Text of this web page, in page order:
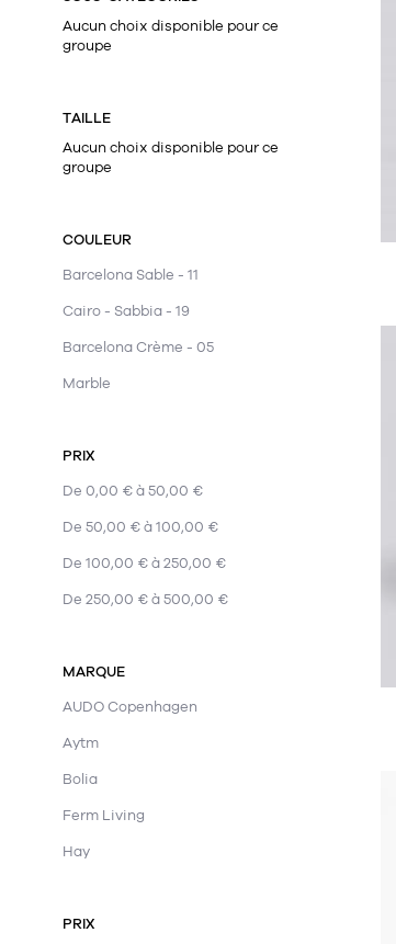
Aucun choix disponible pour ce
groupe
TAILLE
Aucun choix disponible pour ce
groupe
COULEUR
Barcelona Sable - 11
Cairo - Sabbia - 19
Barcelona Crème - 05
Marble
PRIX
De 0,00 € à 50,00 €
De 50,00 € à 100,00 €
De 100,00 € à 250,00 €
De 250,00 € à 500,00 €
MARQUE
AUDO Copenhagen
Aytm
Bolia
Ferm Living
Hay
PRIX